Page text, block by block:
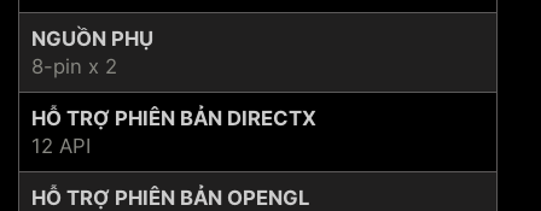
NGUỒN PHỤ
8-pin x 2
HỖ TRỢ PHIÊN BẢN DIRECTX
12 API
HỖ TRỢ PHIÊN BẢN OPENGL